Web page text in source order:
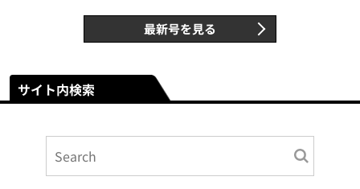
最新号を見る
サイト内検索